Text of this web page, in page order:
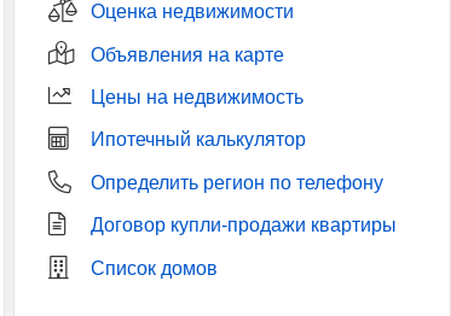
Оценка недвижимости
Объявления на карте
Цены на недвижимость
Ипотечный калькулятор
Определить регион по телефону
Договор купли-продажи квартиры
Список домов